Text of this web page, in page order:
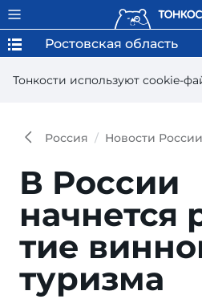
Тонкости используют сookie-
Ростовская область
Россия Новости России
В России
начнется
тие
туризма